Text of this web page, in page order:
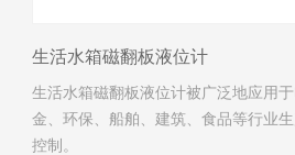
生活水箱磁翻板液位计
生活水箱磁翻板液位计被广泛地应用
金、环保、船舶、建筑、食品等行业
控制。